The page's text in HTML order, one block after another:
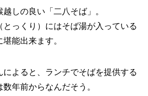
しの良い「二八そば」。
とっくり）にはそば湯が入っている
能出来ます。
によると、ランチでそばを提供する
年前からなんだそう。